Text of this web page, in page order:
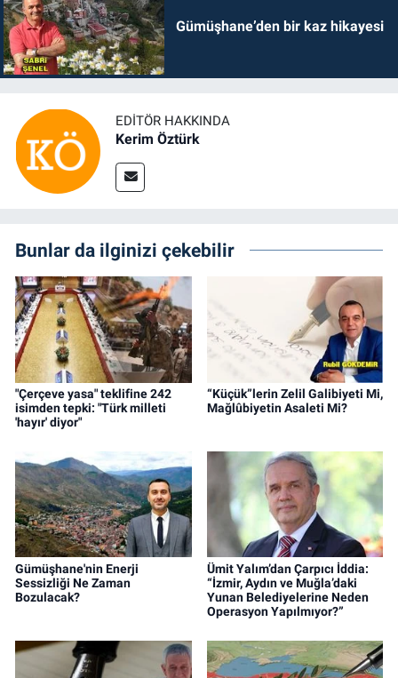
Gümüşhane’den bir kaz hikayesi
EDITÖR HAKKINDA
Kerim Öztürk
Bunlar da ilginizi çekebilir
"Çerçeve yasa" teklifine 242
isimden tepki: "Türk milleti
'hayır' diyor"
“Küçük”lerin Zelil Galibiyeti Mi,
Mağlûbiyetin Asaleti Mi?
Gümüşhane'nin Enerji
Sessizliği Ne Zaman
Bozulacak?
Ümit Yalım’dan Çarpıcı İddia:
“İzmir, Aydın ve Muğla’daki
Yunan Belediyelerine Neden
Operasyon Yapılmıyor?”